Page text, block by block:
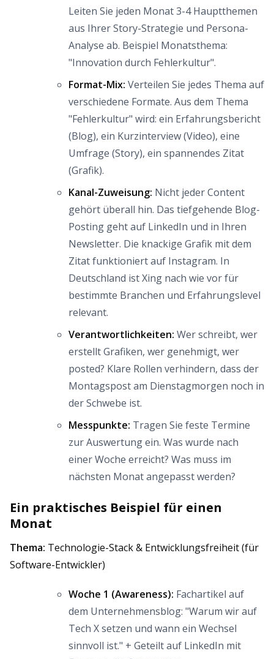
Leiten Sie jeden Monat 3-4 Hauptthemen
aus Ihrer Story-Strategie und Persona-
Analyse ab. Beispiel Monatsthema:
"Innovation durch Fehlerkultur".
Format-Mix: Verteilen Sie jedes Thema auf
verschiedene Formate. Aus dem Thema
"Fehlerkultur" wird: ein Erfahrungsbericht
(Blog), ein Kurzinterview (Video), eine
Umfrage (Story), ein spannendes Zitat
(Grafik).
Kanal-Zuweisung: Nicht jeder Content
gehört überall hin. Das tiefgehende Blog-
Posting geht auf LinkedIn und in Ihren
Newsletter. Die knackige Grafik mit dem
Zitat funktioniert auf Instagram. In
Deutschland ist Xing nach wie vor für
bestimmte Branchen und Erfahrungslevel
relevant.
Verantwortlichkeiten: Wer schreibt, wer
erstellt Grafiken, wer genehmigt, wer
posted? Klare Rollen verhindern, dass der
Montagspost am Dienstagmorgen noch in
der Schwebe ist.
Messpunkte: Tragen Sie feste Termine
zur Auswertung ein. Was wurde nach
einer Woche erreicht? Was muss im
nächsten Monat angepasst werden?
Ein praktisches Beispiel für einen
Monat
Thema: Technologie-Stack & Entwicklungsfreiheit (für
Software-Entwickler)
Woche 1 (Awareness): Fachartikel auf
dem Unternehmensblog: "Warum wir auf
Tech X setzen und wann ein Wechsel
sinnvoll ist." + Geteilt auf LinkedIn mit